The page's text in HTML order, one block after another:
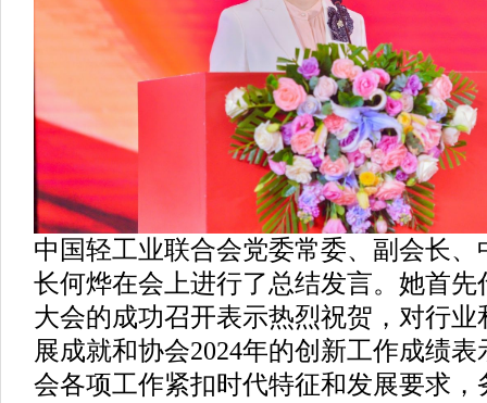
中国轻工业联合会党委常委、副会长
长何烨在会上进行了总结发言。她首
大会的成功召开表示热烈祝贺，对行
展成就和协会2024年的创新工作成绩
会各项工作紧扣时代特征和发展要求，